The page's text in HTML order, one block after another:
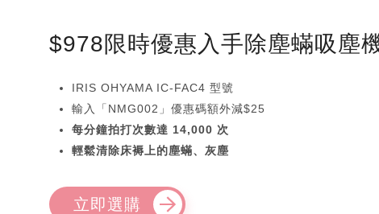
$978限時優惠入手除塵蟎吸塵
IRIS OHYAMA IC-FAC4 型號
輸入「NMG002」優惠碼額外減$25
每分鐘拍打次數達 14,000 次
輕鬆清除床褥上的塵蟎、灰塵
立即選購